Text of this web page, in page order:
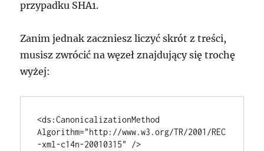
przypadku SHA1.
Zanim jednak zaczniesz liczyć skrót z treści,
musisz zwrócić na węzeł znajdujący się trochę
wyżej:
<ds:CanonicalizationMethod
Algorithm="http://www.w3.org/TR/2001/REC
-xml-c14n-20010315" />